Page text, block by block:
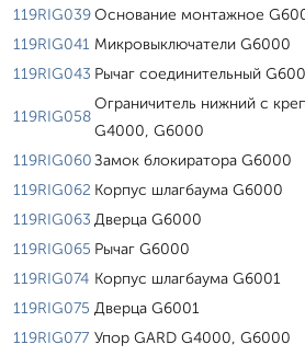
119RIG039Основание монтажное
119RIG041 Микровыключатели G6000
119RIG043 Рычаг соединительный
119RIG058
Ограничитель нижний с
G4000, G6000
119RIG060Замок блокиратора G6000
119RIG062 Корпус шлагбаума G6000
119RIG063 Дверца G6000
119RIG065 Рычаг G6000
119RIG074 Корпус шлагбаума G6001
119RIG075 Дверца G6001
119RIG077 Упор GARD G4000, G6000